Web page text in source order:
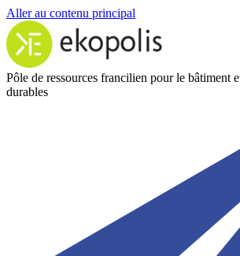
Aller au contenu principal
Pôle de ressources francilien pour le bâtiment
durables